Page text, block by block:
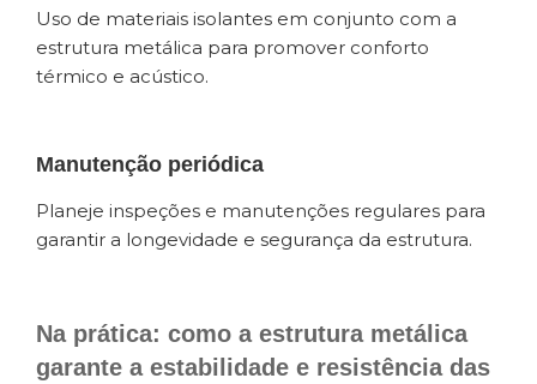
Uso de materiais isolantes em conjunto com a
estrutura metálica para promover conforto
térmico e acústico.
Manutenção periódica
Planeje inspeções e manutenções regulares para
garantir a longevidade e segurança da estrutura.
Na prática: como a estrutura metálica
garante a estabilidade e resistência das